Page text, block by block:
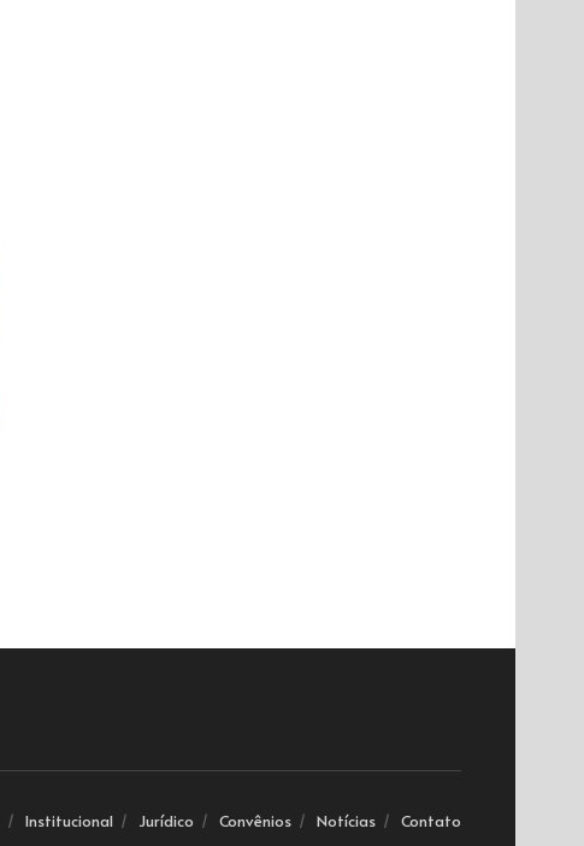
Institucional Jurídico Convênios Notícias Contato